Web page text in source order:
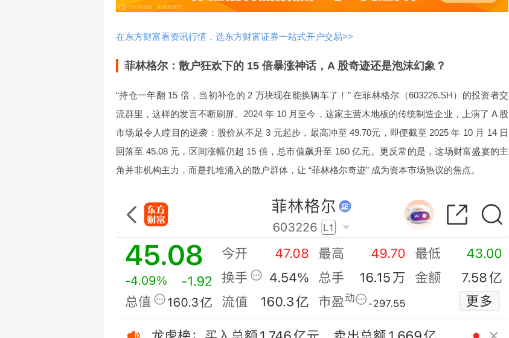
在东方财富看资讯行情，选东方财富证券一站式开户交易>>
菲林格尔：散户狂欢下的 15 倍暴涨神话，A 股奇迹还是泡沫幻象？
“持仓一年翻 15 倍，当初补仓的 2 万块现在能换辆车了！” 在菲林格尔（603226.SH）的投资者交
流群里，这样的发言不断刷屏。2024 年 10 月至今，这家主营木地板的传统制造企业，上演了 A 股
市场最令人瞠目的逆袭：股价从不足 3 元起步，最高冲至 49.70元，即便截至 2025 年 10 月 14 日
回落至 45.08 元，区间涨幅仍超 15 倍，总市值飙升至 160 亿元。更反常的是，这场财富盛宴的主
角并非机构主力，而是扎堆涌入的散户群体，让 “菲林格尔奇迹” 成为资本市场热议的焦点。